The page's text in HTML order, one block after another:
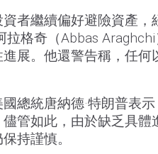
者繼續偏好避險資產
拉格奇（Abbas
展。他還警告稱，任
總統唐納德·特朗普表
管如此，由於缺乏具
持謹慎。